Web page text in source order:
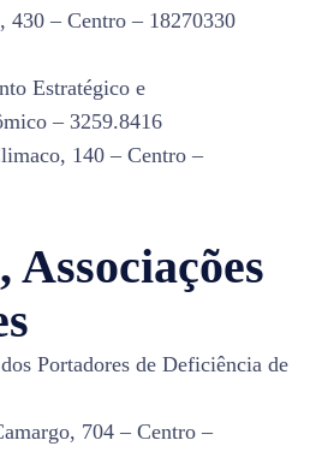
430 – Centro – 18270330
Estratégico e
– 3259.8416
140 – Centro –
Associações
Portadores de Deficiência de
704 – Centro –